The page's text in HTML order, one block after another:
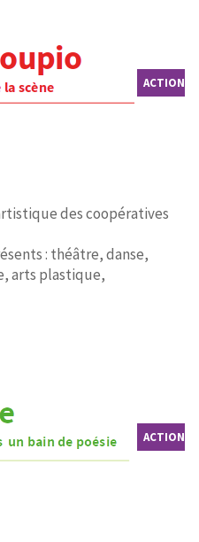
ACTION
des coopératives
: théâtre, danse,
arts plastique,
ACTION